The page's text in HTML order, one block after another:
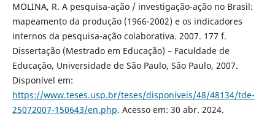
MOLINA, R. A pesquisa-ação / investigação-ação no Brasil:
mapeamento da produção (1966-2002) e os indicadores
internos da pesquisa-ação colaborativa. 2007. 177 f.
Dissertação (Mestrado em Educação) – Faculdade de
Educação, Universidade de São Paulo, São Paulo, 2007.
Disponível em:
https://www.teses.usp.br/teses/disponiveis/48/48134/tde-
25072007-150643/en.php. Acesso em: 30 abr. 2024.